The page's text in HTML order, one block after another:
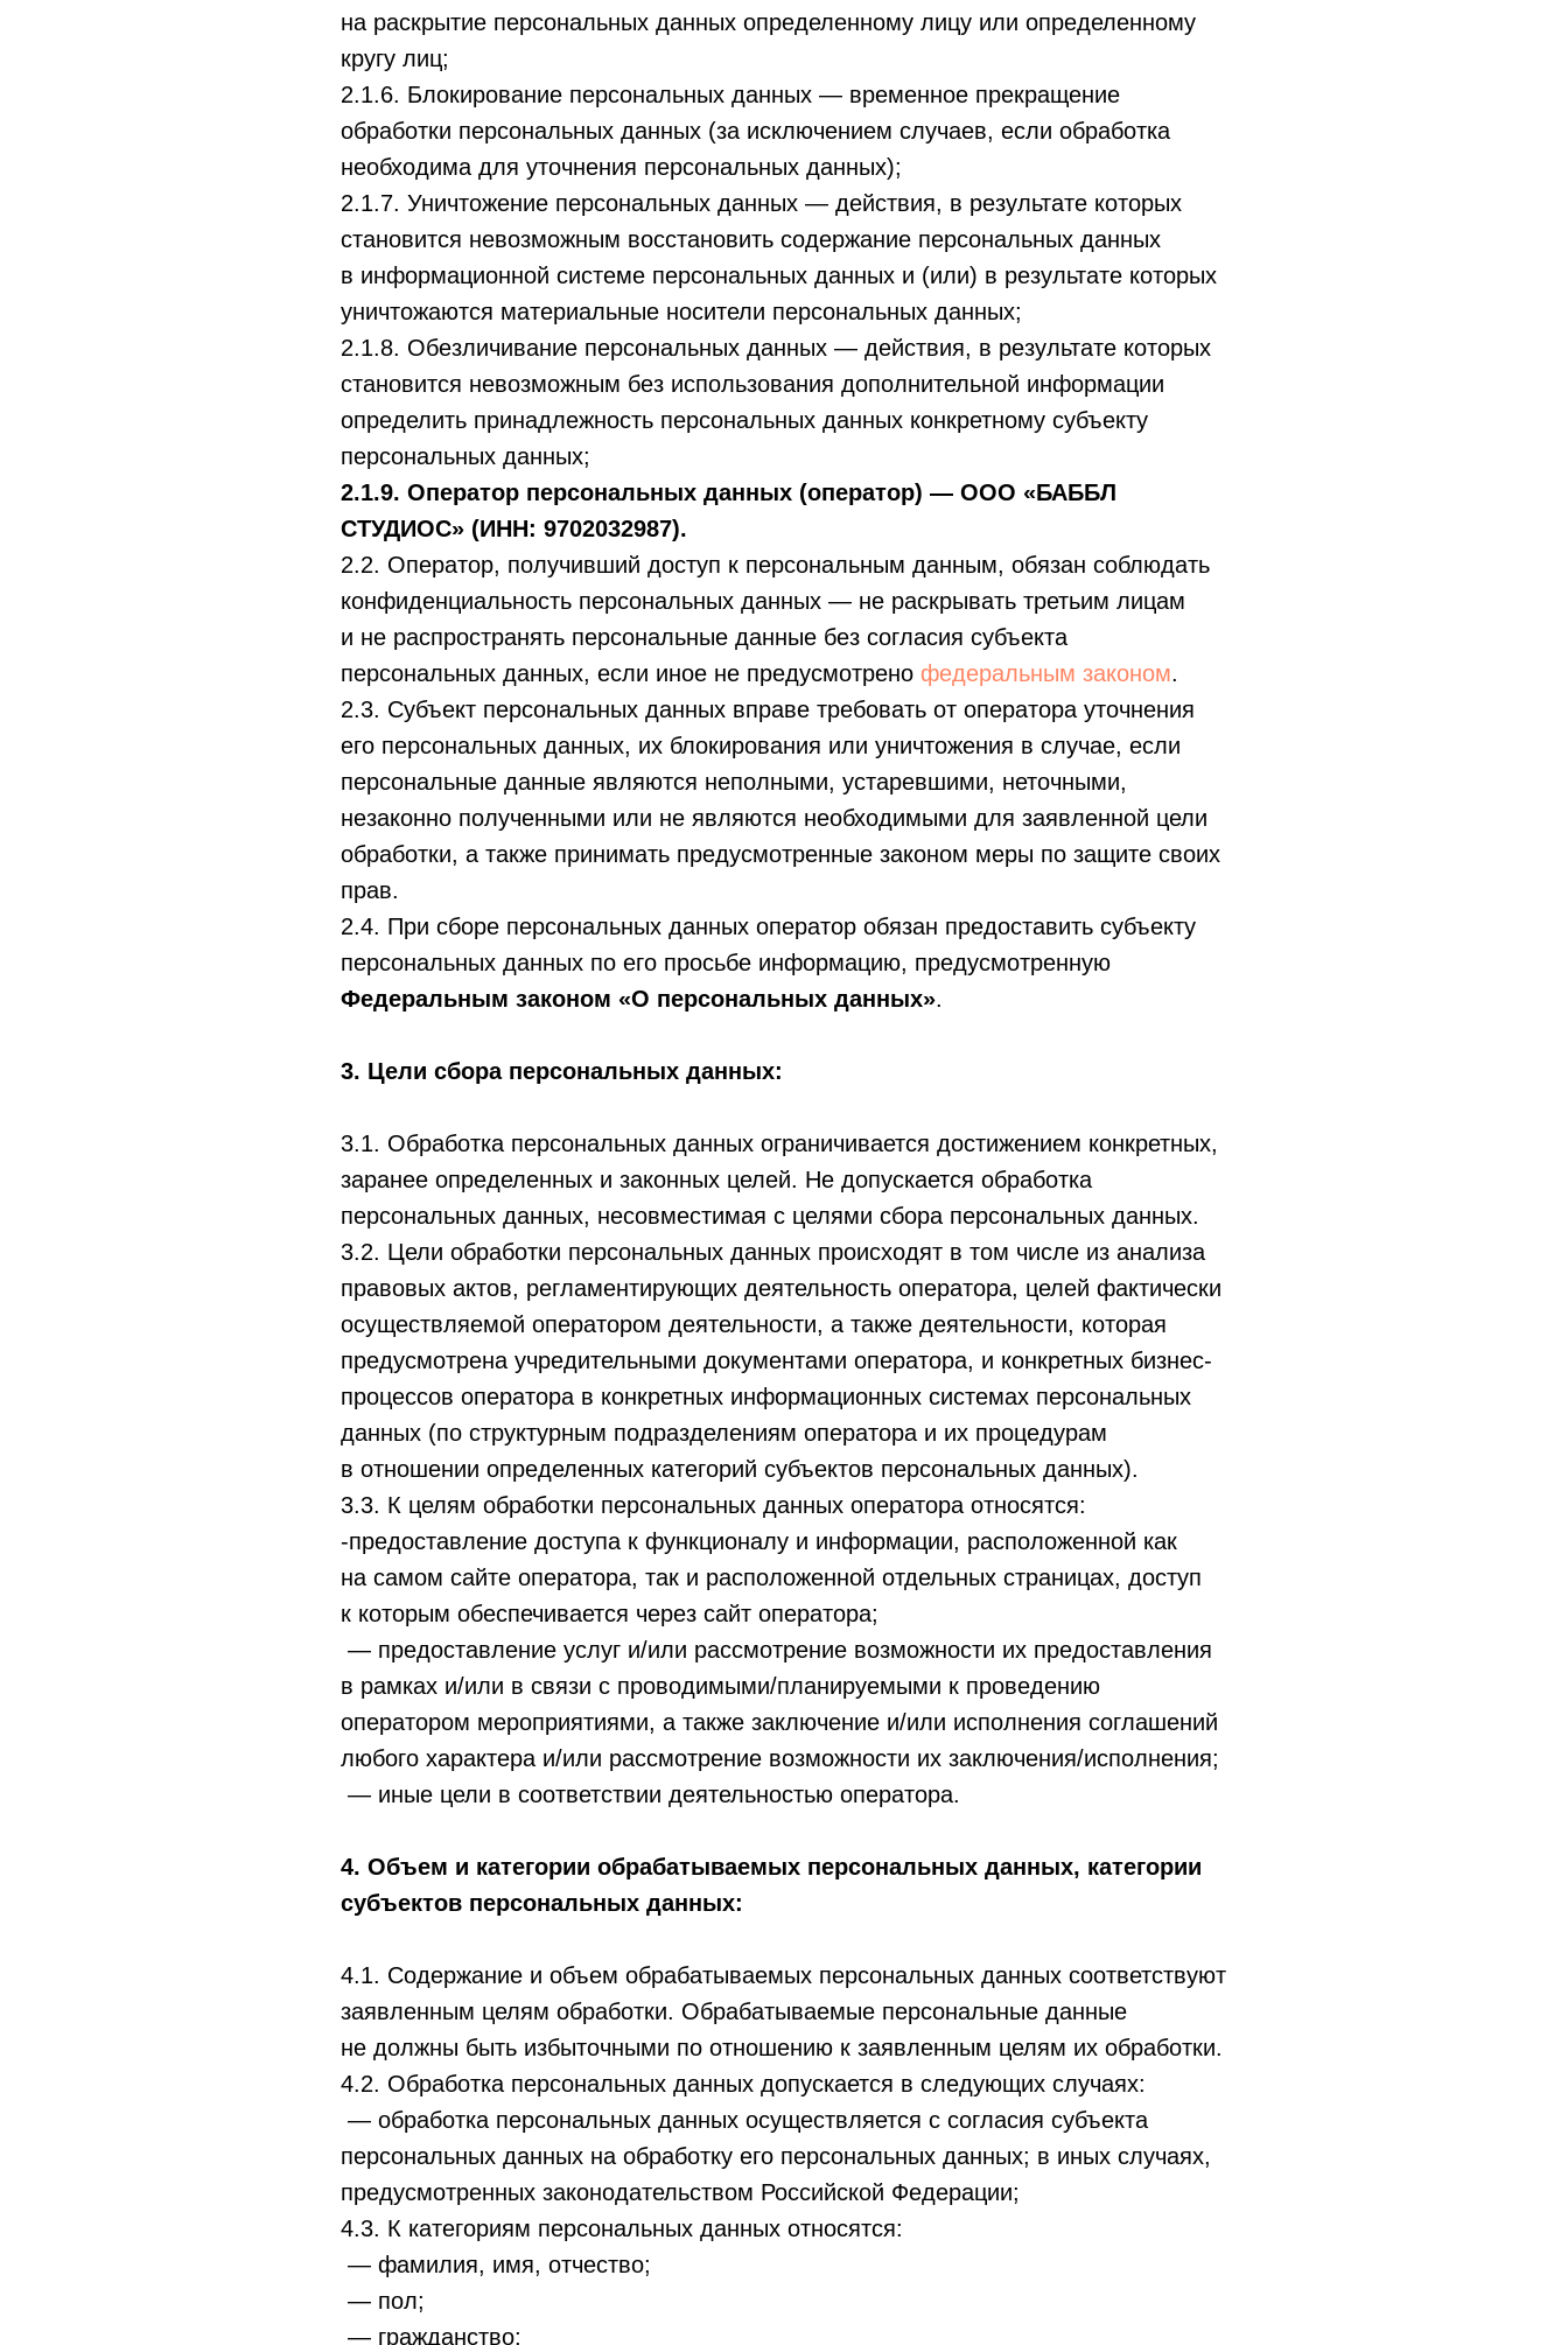
на раскрытие персональных данных определенному лицу или определенному
кругу лиц;
2.1.6. Блокирование персональных данных — временное прекращение
обработки персональных данных (за исключением случаев, если обработка
необходима для уточнения персональных данных);
2.1.7. Уничтожение персональных данных — действия, в результате которых
становится невозможным восстановить содержание персональных данных
в информационной системе персональных данных и (или) в результате которых
уничтожаются материальные носители персональных данных;
2.1.8. Обезличивание персональных данных — действия, в результате которых
становится невозможным без использования дополнительной информации
определить принадлежность персональных данных конкретному субъекту
персональных данных;
2.1.9. Оператор персональных данных (оператор) — ООО «БАББЛ
СТУДИОС» (ИНН: 9702032987).
2.2. Оператор, получивший доступ к персональным данным, обязан соблюдать
конфиденциальность персональных данных — не раскрывать третьим лицам
и не распространять персональные данные без согласия субъекта
персональных данных, если иное не предусмотрено федеральным законом.
2.3. Субъект персональных данных вправе требовать от оператора уточнения
его персональных данных, их блокирования или уничтожения в случае, если
персональные данные являются неполными, устаревшими, неточными,
незаконно полученными или не являются необходимыми для заявленной цели
обработки, а также принимать предусмотренные законом меры по защите своих
прав.
2.4. При сборе персональных данных оператор обязан предоставить субъекту
персональных данных по его просьбе информацию, предусмотренную
Федеральным законом «О персональных данных».
3. Цели сбора персональных данных:
3.1. Обработка персональных данных ограничивается достижением конкретных,
заранее определенных и законных целей. Не допускается обработка
персональных данных, несовместимая с целями сбора персональных данных.
3.2. Цели обработки персональных данных происходят в том числе из анализа
правовых актов, регламентирующих деятельность оператора, целей фактически
осуществляемой оператором деятельности, а также деятельности, которая
предусмотрена учредительными документами оператора, и конкретных бизнес-
процессов оператора в конкретных информационных системах персональных
данных (по структурным подразделениям оператора и их процедурам
в отношении определенных категорий субъектов персональных данных).
3.3. К целям обработки персональных данных оператора относятся:
-предоставление доступа к функционалу и информации, расположенной как
на самом сайте оператора, так и расположенной отдельных страницах, доступ
к которым обеспечивается через сайт оператора;
— предоставление услуг и/или рассмотрение возможности их предоставления
в рамках и/или в связи с проводимыми/планируемыми к проведению
оператором мероприятиями, а также заключение и/или исполнения соглашений
любого характера и/или рассмотрение возможности их заключения/исполнения;
— иные цели в соответствии деятельностью оператора.
4. Объем и категории обрабатываемых персональных данных, категории
субъектов персональных данных:
4.1. Содержание и объем обрабатываемых персональных данных соответствуют
заявленным целям обработки. Обрабатываемые персональные данные
не должны быть избыточными по отношению к заявленным целям их обработки.
4.2. Обработка персональных данных допускается в следующих случаях:
— обработка персональных данных осуществляется с согласия субъекта
персональных данных на обработку его персональных данных; в иных случаях,
предусмотренных законодательством Российской Федерации;
4.3. К категориям персональных данных относятся:
— фамилия, имя, отчество;
— пол;
— гражданство;